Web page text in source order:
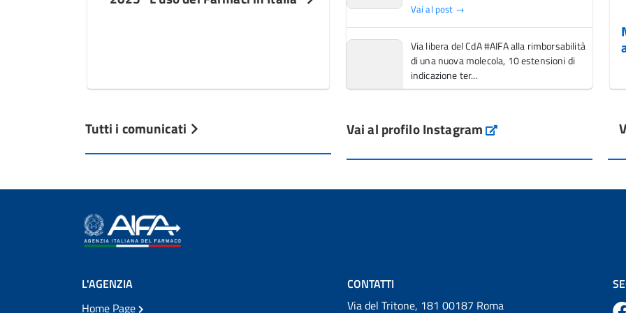
Tutti i comunicati
Vai al post →
Via libera del CdA #AIFA alla rimborsabilità
di una nuova molecola, 10 estensioni di
indicazione ter...
L'Italia si conferma tra i primi Paesi europei
dal Servi...
Vai al profilo Instagram Instagram
L'AGENZIA
Home Page
CONTATTI
Via del Tritone, 181 00187 Roma